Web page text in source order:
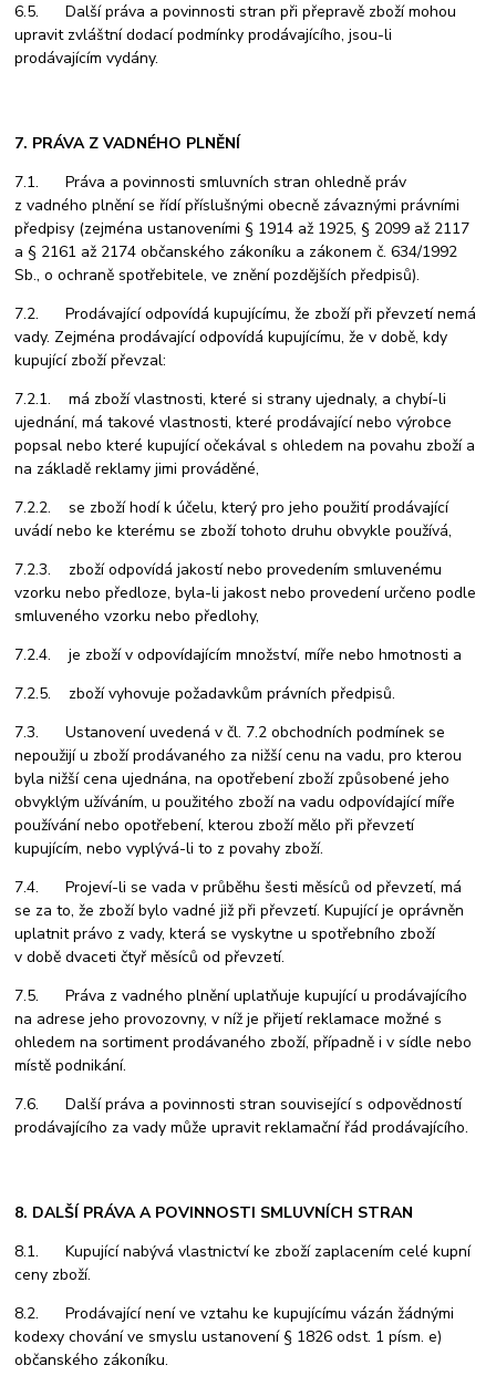
6.5. Další práva a povinnosti stran při přepravě zboží mohou
upravit zvláštní dodací podmínky prodávajícího, jsou-li
prodávajícím vydány.
7. PRÁVA Z VADNÉHO PLNĚNÍ
7.1. Práva a povinnosti smluvních stran ohledně práv
z vadného plnění se řídí příslušnými obecně závaznými právními
předpisy (zejména ustanoveními § 1914 až 1925, § 2099 až 2117
a § 2161 až 2174 občanského zákoníku a zákonem č. 634/1992
Sb., o ochraně spotřebitele, ve znění pozdějších předpisů).
7.2. Prodávající odpovídá kupujícímu, že zboží při převzetí nemá
vady. Zejména prodávající odpovídá kupujícímu, že v době, kdy
kupující zboží převzal:
7.2.1. má zboží vlastnosti, které si strany ujednaly, a chybí-li
ujednání, má takové vlastnosti, které prodávající nebo výrobce
popsal nebo které kupující očekával s ohledem na povahu zboží a
na základě reklamy jimi prováděné,
7.2.2. se zboží hodí k účelu, který pro jeho použití prodávající
uvádí nebo ke kterému se zboží tohoto druhu obvykle používá,
7.2.3. zboží odpovídá jakostí nebo provedením smluvenému
vzorku nebo předloze, byla-li jakost nebo provedení určeno podle
smluveného vzorku nebo předlohy,
7.2.4. je zboží v odpovídajícím množství, míře nebo hmotnosti a
7.2.5. zboží vyhovuje požadavkům právních předpisů.
7.3. Ustanovení uvedená v čl. 7.2 obchodních podmínek se
nepoužijí u zboží prodávaného za nižší cenu na vadu, pro kterou
byla nižší cena ujednána, na opotřebení zboží způsobené jeho
obvyklým užíváním, u použitého zboží na vadu odpovídající míře
používání nebo opotřebení, kterou zboží mělo při převzetí
kupujícím, nebo vyplývá-li to z povahy zboží.
7.4. Projeví-li se vada v průběhu šesti měsíců od převzetí, má
se za to, že zboží bylo vadné již při převzetí. Kupující je oprávněn
uplatnit právo z vady, která se vyskytne u spotřebního zboží
v době dvaceti čtyř měsíců od převzetí.
7.5. Práva z vadného plnění uplatňuje kupující u prodávajícího
na adrese jeho provozovny, v níž je přijetí reklamace možné s
ohledem na sortiment prodávaného zboží, případně i v sídle nebo
místě podnikání.
7.6. Další práva a povinnosti stran související s odpovědností
prodávajícího za vady může upravit reklamační řád prodávajícího.
8. DALŠÍ PRÁVA A POVINNOSTI SMLUVNÍCH STRAN
8.1. Kupující nabývá vlastnictví ke zboží zaplacením celé kupní
ceny zboží.
8.2. Prodávající není ve vztahu ke kupujícímu vázán žádnými
kodexy chování ve smyslu ustanovení § 1826 odst. 1 písm. e)
občanského zákoníku.